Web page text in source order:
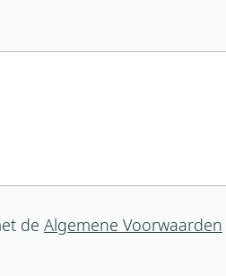
de Algemene Voorwaarden